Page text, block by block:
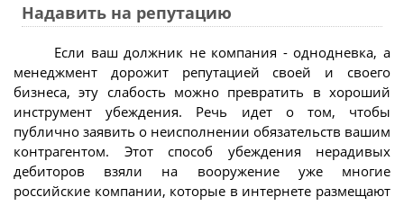
Надавить на репутацию
Если ваш должник не компания - однодневка, а
менеджмент дорожит репутацией своей и своего
бизнеса, эту слабость можно превратить в хороший
инструмент убеждения. Речь идет о том, чтобы
публично заявить о неисполнении обязательств вашим
контрагентом. Этот способ убеждения нерадивых
дебиторов взяли на вооружение уже многие
российские компании, которые в интернете размещают